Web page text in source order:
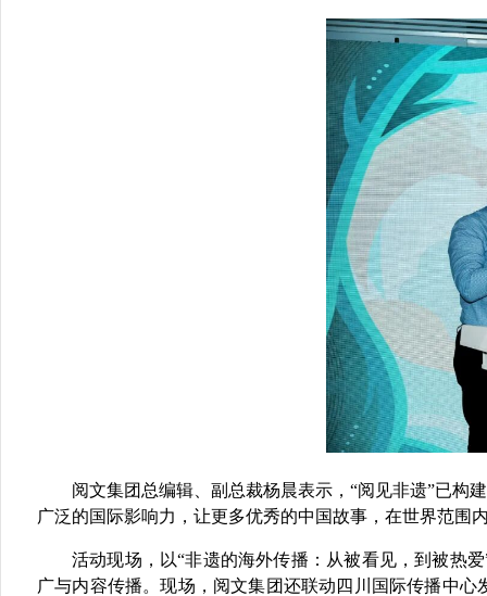
阅文集团总编辑、副总裁杨晨表示，“阅见非遗”已构
广泛的国际影响力，让更多优秀的中国故事，在世界范围
活动现场，以“非遗的海外传播：从被看见，到被热爱
广与内容传播。现场，阅文集团还联动四川国际传播中